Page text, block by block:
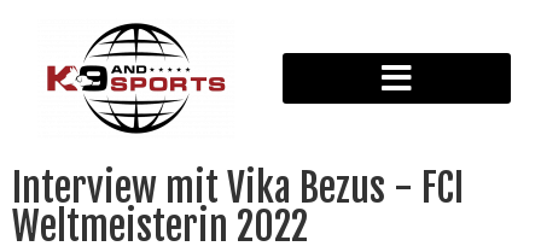
Interview mit Vika Bezus - FCI
Weltmeisterin 2022